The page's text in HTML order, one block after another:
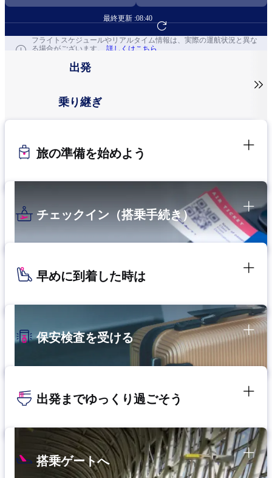
最終更新 :08:40
フライト予約へ
フライトスケジュールやリアルタイム情報は、実際の運航状況と異な
る場合がございます。 詳しくはこちら
出発
乗り継ぎ

旅の準備を始めよう
チェックイン（搭乗手続き）
早めに到着した時は
保安検査を受ける
出発までゆっくり過ごそう
搭乗ゲートへ